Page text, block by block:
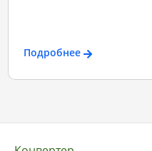
Подробнее